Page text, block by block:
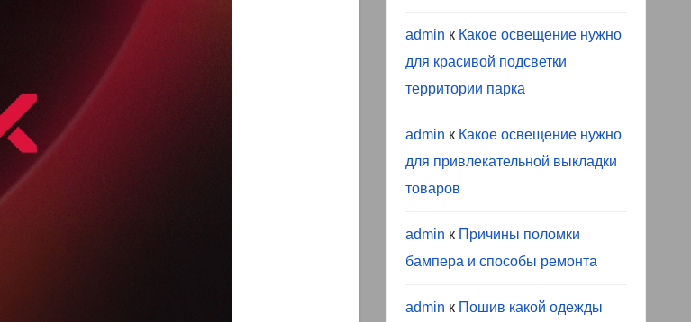
admin к Какое освещение нужно
для красивой подсветки
территории парка
admin к Какое освещение нужно
для привлекательной выкладки
товаров
admin к Причины поломки
бампера и способы ремонта
admin к Пошив какой одежды